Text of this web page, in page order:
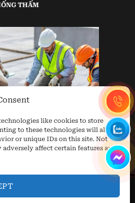
like cookies to store
to these technologies will allow
or unique IDs on this site. Not
affect certain features and
THẤM